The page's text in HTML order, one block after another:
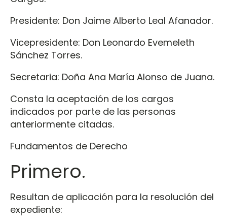
Presidente: Don Jaime Alberto Leal Afanador.
Vicepresidente: Don Leonardo Evemeleth
Sánchez Torres.
Secretaria: Doña Ana María Alonso de Juana.
Consta la aceptación de los cargos
indicados por parte de las personas
anteriormente citadas.
Fundamentos de Derecho
Primero.
Resultan de aplicación para la resolución del
expediente: